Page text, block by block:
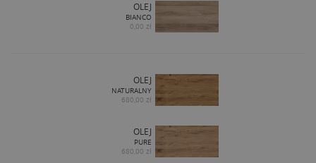
OLEJ
BIANCO
0,00 zł
OLEJ
NATURALNY
680,00 zł
OLEJ
PURE
680,00 zł